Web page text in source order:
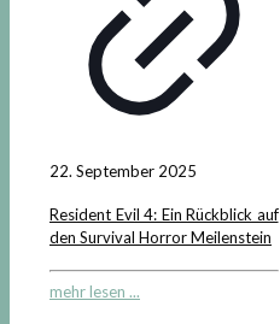
22. September 2025
Resident Evil 4: Ein Rückblick auf
den Survival Horror Meilenstein
mehr lesen ...